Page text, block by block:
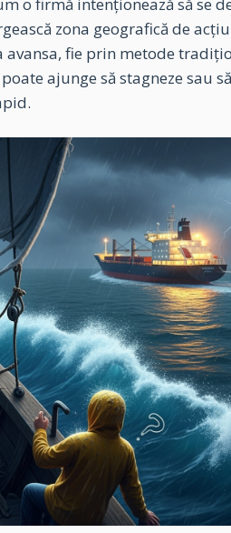
zona geografică de
fie prin metode
ajunge să stagneze sau